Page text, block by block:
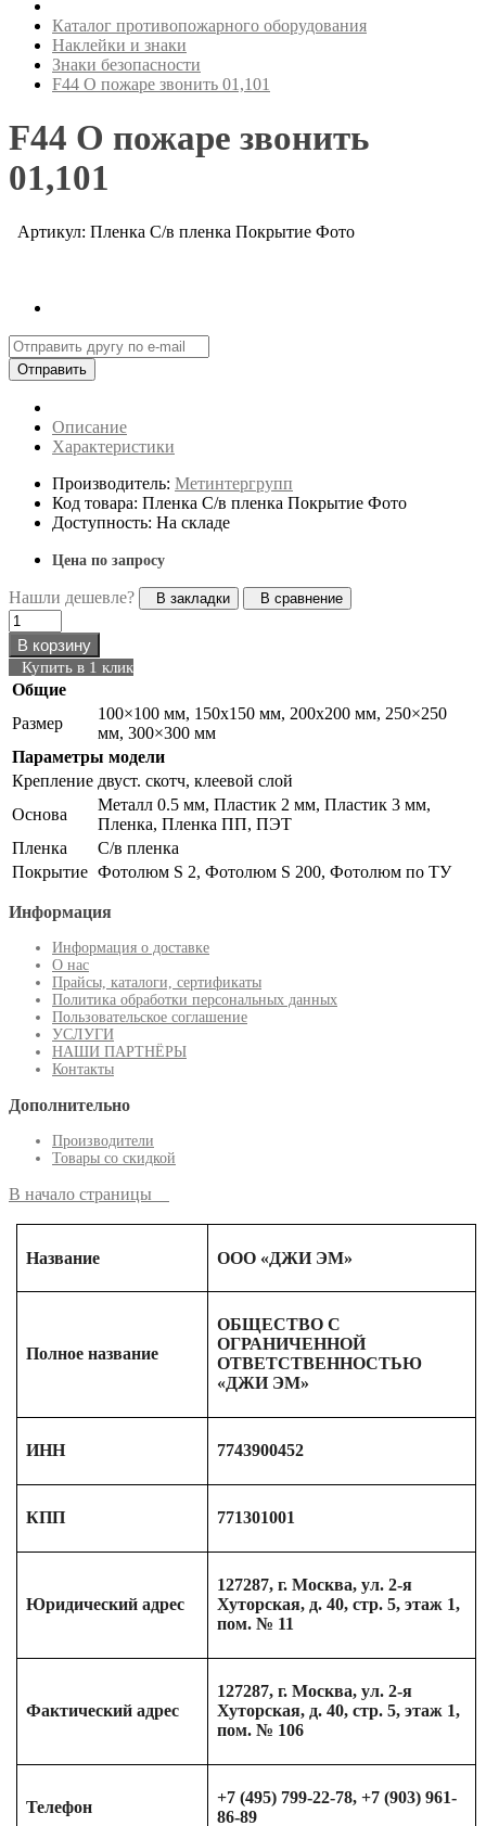
Каталог противопожарного оборудования
Наклейки и знаки
Знаки безопасности
F44 О пожаре звонить 01,101
F44 О пожаре звонить
01,101
Артикул: Пленка С/в пленка Покрытие Фото
Отправить
Описание
Характеристики
Производитель: Метинтергрупп
Код товара: Пленка С/в пленка Покрытие Фото
Доступность: На складе
Цена по запросу
Нашли дешевле? В закладки В сравнение
В корзину
Купить в 1 клик
Общие
Размер
100×100 мм, 150х150 мм, 200х200 мм, 250×250
мм, 300×300 мм
Параметры модели
Крепление двуст. скотч, клеевой слой
Основа
Металл 0.5 мм, Пластик 2 мм, Пластик 3 мм,
Пленка, Пленка ПП, ПЭТ
Пленка
С/в пленка
Покрытие Фотолюм S 2, Фотолюм S 200, Фотолюм по ТУ
Информация
Информация о доставке
О нас
Прайсы, каталоги, сертификаты
Политика обработки персональных данных
Пользовательское соглашение
УСЛУГИ
НАШИ ПАРТНЁРЫ
Контакты
Дополнительно
Производители
Товары со скидкой
В начало страницы
Название ООО «ДЖИ ЭМ»
Полное название
ОБЩЕСТВО С
ОГРАНИЧЕННОЙ
ОТВЕТСТВЕННОСТЬЮ
«ДЖИ ЭМ»
ИНН 7743900452
КПП 771301001
Юридический адрес
127287, г. Москва, ул. 2-я
Хуторская, д. 40, стр. 5, этаж 1,
пом. № 11
Фактический адрес
127287, г. Москва, ул. 2-я
Хуторская, д. 40, стр. 5, этаж 1,
пом. № 106
Телефон
+7 (495) 799-22-78, +7 (903) 961-
86-89